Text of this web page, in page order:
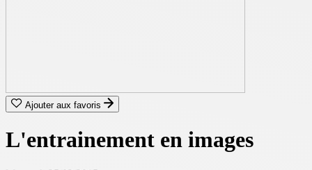
Ajouter aux favoris
L'entrainement en images